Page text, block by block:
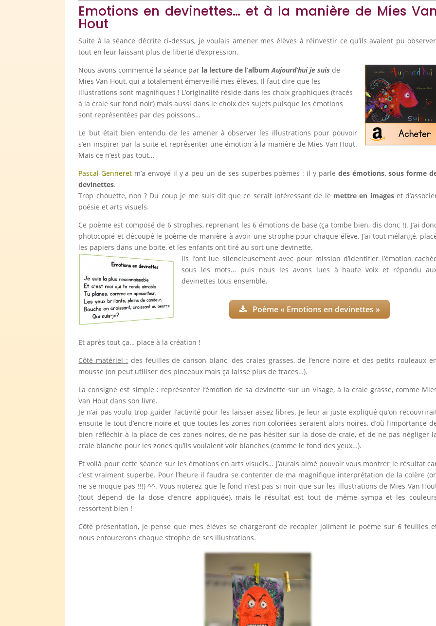
Emotions en devinettes… et à la manière de Mies Van
Hout
Suite à la séance décrite ci-dessus, je voulais amener mes élèves à réinvestir ce qu’ils avaient pu
tout en leur laissant plus de liberté d’expression.
Nous avons commencé la séance par la lecture de l’albumAujourd’hui je suis de
Mies Van Hout, qui a totalement émerveillé mes élèves. Il faut dire que les
illustrations sont magnifiques ! L’originalité réside dans les choix graphiques (tracés
à la craie sur fond noir) mais aussi dans le choix des sujets puisque les émotions
sont représentées par des poissons…
Le but était bien entendu de les amener à observer les illustrations pour pouvoir
s’en inspirer par la suite et représenter une émotion à la manière de Mies Van Hout.
Mais ce n’est pas tout…
Pascal Genneret m’a envoyé il y a peu un de ses superbes poèmes : il y parle des émotions, sous forme
devinettes.
Trop chouette, non ? Du coup je me suis dit que ce serait intéressant de le mettre en imageset
poésie et arts visuels.
Ce poème est composé de 6 strophes, reprenant les 6 émotions de base (ça tombe bien, dis donc !). J’ai
photocopié et découpé le poème de manière à avoir une strophe pour chaque élève. J’ai tout mélangé,
les papiers dans une boite, et les enfants ont tiré au sort une devinette.
Ils l’ont lue silencieusement avec pour mission d’identifier l’émotion
sous les mots… puis nous les avons lues à haute voix et répondu
devinettes tous ensemble.
Poème « Emotions en devinettes »
Et après tout ça… place à la création !
Côté matériel : des feuilles de canson blanc, des craies grasses, de l’encre noire et des petits rouleaux
mousse (on peut utiliser des pinceaux mais ça laisse plus de traces…).
La consigne est simple : représenter l’émotion de sa devinette sur un visage, à la craie grasse, comme
Van Hout dans son livre.
Je n’ai pas voulu trop guider l’activité pour les laisser assez libres. Je leur ai juste expliqué qu’on
ensuite le tout d’encre noire et que toutes les zones non coloriées seraient alors noires, d’où l’importance
bien réfléchir à la place de ces zones noires, de ne pas hésiter sur la dose de craie, et de ne pas négliger
craie blanche pour les zones qu’ils voulaient voir blanches (comme le fond des yeux…).
Et voilà pour cette séance sur les émotions en arts visuels… j’aurais aimé pouvoir vous montrer le résultat
c’est vraiment superbe. Pour l’heure il faudra se contenter de ma magnifique interprétation de la colère
ne se moque pas !!!) ^^. Vous noterez que le fond n’est pas si noir que sur les illustrations de Mies Van
(tout dépend de la dose d’encre appliquée), mais le résultat est tout de même sympa et les
ressortent bien !
Côté présentation, je pense que mes élèves se chargeront de recopier joliment le poème sur 6 feuilles
nous entourerons chaque strophe de ses illustrations.